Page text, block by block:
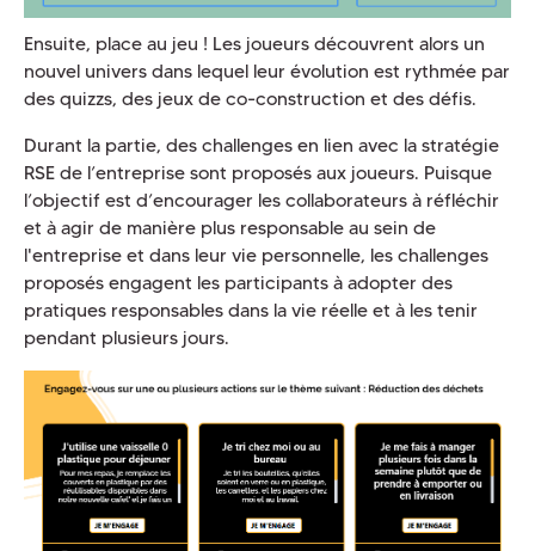
Ensuite, place au jeu ! Les joueurs découvrent alors un
nouvel univers dans lequel leur évolution est rythmée par
des quizzs, des jeux de co-construction et des défis.
Durant la partie, des challenges en lien avec la stratégie
RSE de l’entreprise sont proposés aux joueurs. Puisque
l’objectif est d’encourager les collaborateurs à réfléchir
et à agir de manière plus responsable au sein de
l'entreprise et dans leur vie personnelle, les challenges
proposés engagent les participants à adopter des
pratiques responsables dans la vie réelle et à les tenir
pendant plusieurs jours.